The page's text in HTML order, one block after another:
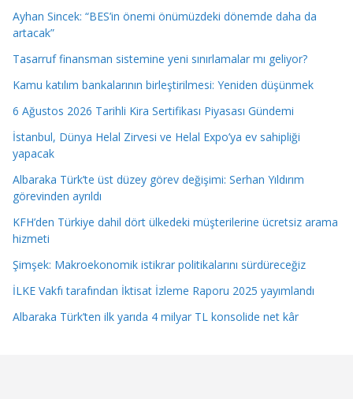
Ayhan Sincek: “BES’in önemi önümüzdeki dönemde daha da
artacak”
Tasarruf finansman sistemine yeni sınırlamalar mı geliyor?
Kamu katılım bankalarının birleştirilmesi: Yeniden düşünmek
6 Ağustos 2026 Tarihli Kira Sertifikası Piyasası Gündemi
İstanbul, Dünya Helal Zirvesi ve Helal Expo’ya ev sahipliği
yapacak
Albaraka Türk’te üst düzey görev değişimi: Serhan Yıldırım
görevinden ayrıldı
KFH’den Türkiye dahil dört ülkedeki müşterilerine ücretsiz arama
hizmeti
Şimşek: Makroekonomik istikrar politikalarını sürdüreceğiz
İLKE Vakfı tarafından İktisat İzleme Raporu 2025 yayımlandı
Albaraka Türk’ten ilk yarıda 4 milyar TL konsolide net kâr